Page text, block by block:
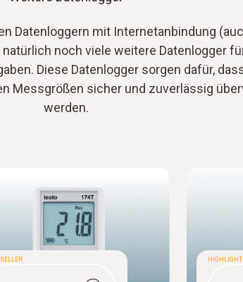
Datenloggern mit Internetanbindung
noch viele weitere Datenlogger
Diese Datenlogger sorgen dafür,
Messgrößen sicher und zuverlässig
werden.
HIGHLIGHT